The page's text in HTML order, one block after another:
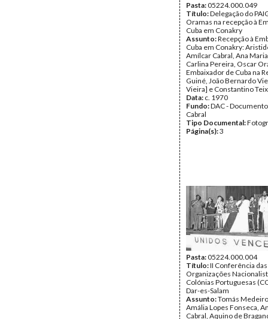
Pasta:05224.000.049
Título:Delegação do
Oramas na recepção à
Cuba em Conakry
Assunto:Recepção à
Cuba em Conakry:
Amílcar Cabral, Ana
Carlina Pereira, Oscar
Embaixador de Cuba na
Guiné, João Bernardo
Vieira] e Constantino
Data: c. 1970
Fundo:DAC -
Cabral
Tipo Documental:
Página(s):3
Pasta:05224.000.004
Título:II Conferência das
Organizações
Colónias Portuguesas
Dar-es-Salam
Assunto:Tomás
Amália Lopes Fonseca,
Cabral, Aquino de